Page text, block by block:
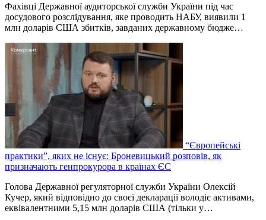
Фахівці Державної аудиторської служби України під час
досудового розслідування, яке проводить НАБУ, виявили 1
млн доларів США збитків, завданих державному бюдже…
“Європейські
практики”, яких не існує: Броневицький розповів, як
призначають генпрокурора в країнах ЄС
Голова Державної регуляторної служби України Олексій
Кучер, який відповідно до своєї декларації володіє активами,
еквівалентними 5,15 млн доларів США (тільки у…